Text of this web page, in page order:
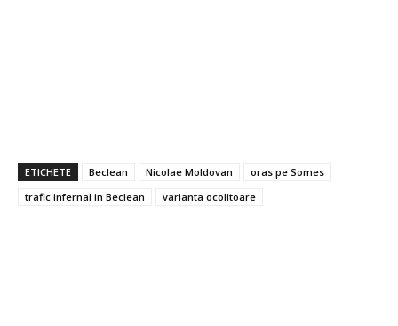
ETICHETE Beclean Nicolae Moldovan
oras pe Somes
trafic infernal in Beclean
varianta ocolitoare